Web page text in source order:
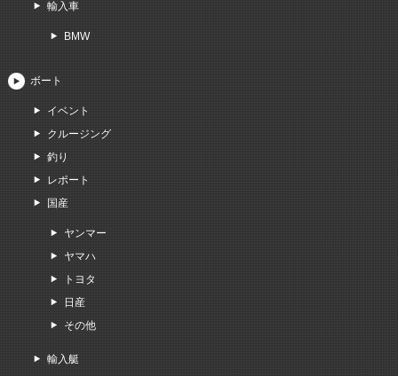
輸入車
BMW
ボート
イベント
クルージング
釣り
レポート
国産
ヤンマー
ヤマハ
トヨタ
日産
その他
輸入艇